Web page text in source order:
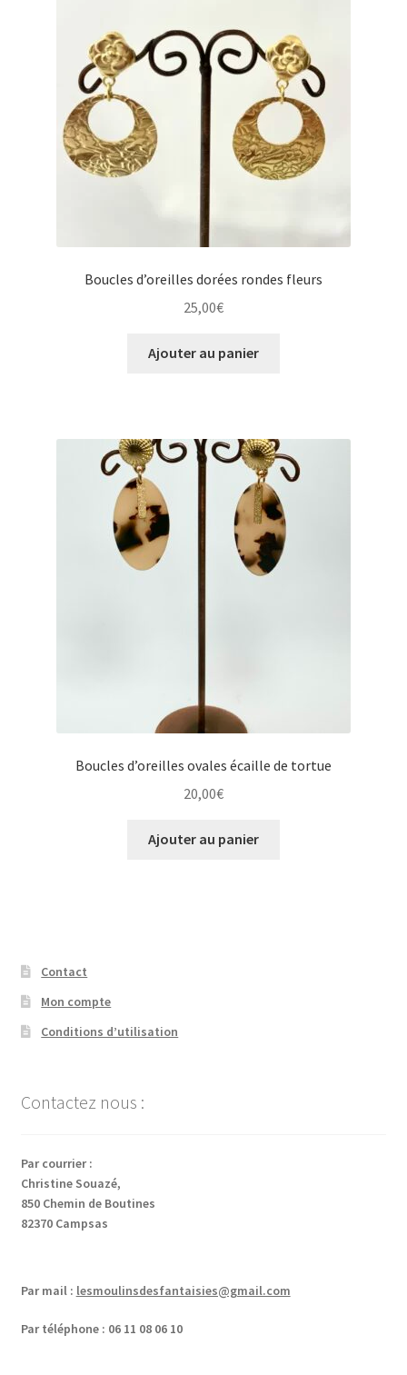
Boucles d’oreilles dorées rondes fleurs
25,00€
Ajouter au panier
Boucles d’oreilles ovales écaille de tortue
20,00€
Ajouter au panier
Contact
Mon compte
Conditions d’utilisation
Contactez nous :
Par courrier :
Christine Souazé,
850 Chemin de Boutines
82370 Campsas
Par mail : lesmoulinsdesfantaisies@gmail.com
Par téléphone : 06 11 08 06 10